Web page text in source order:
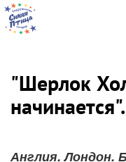
"Шерлок
Англия. Лондон.